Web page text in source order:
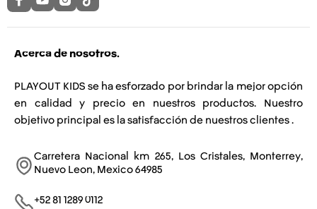
Acerca de nosotros.
PLAYOUT KIDS se ha esforzado por brindar la mejor opción
en calidad y precio en nuestros productos. Nuestro
objetivo principal es la satisfacción de nuestros clientes .
Carretera Nacional km 265, Los Cristales, Monterrey,
Nuevo Leon, Mexico 64985
+52 81 1289 0112​